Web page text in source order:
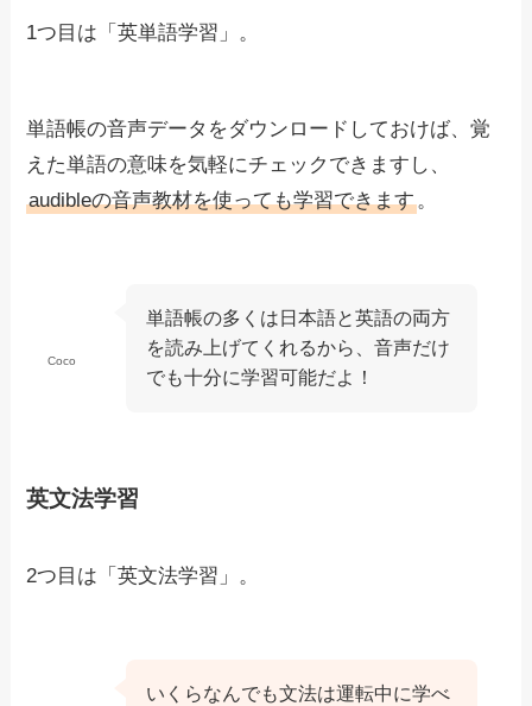
1つ目は「英単語学習」。
単語帳の音声データをダウンロードしておけば、覚
えた単語の意味を気軽にチェックできますし、
audibleの音声教材を使っても学習できます。
Coco
単語帳の多くは日本語と英語の両方
を読み上げてくれるから、音声だけ
でも十分に学習可能だよ！
英文法学習
2つ目は「英文法学習」。
いくらなんでも文法は運転中に学べ